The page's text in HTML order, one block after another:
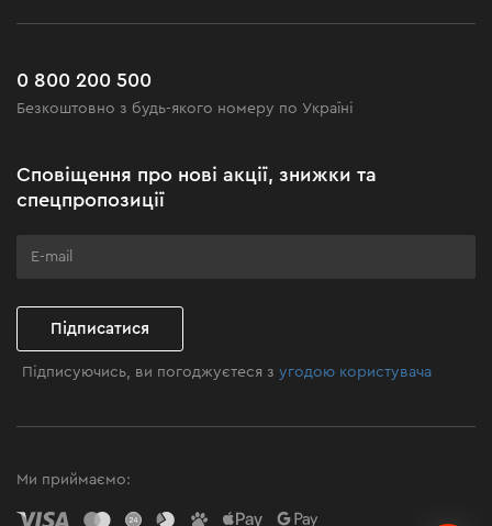
Чорна п'ятниця
Клуб майстерності
Поширені запитання
0 800 200 500
Безкоштовно з будь-якого номеру по Україні
Сповіщення про нові акції, знижки та
спецпропозиції
Підписатися
Підписуючись, ви погоджуєтеся зугодою користувача
Ми приймаємо: